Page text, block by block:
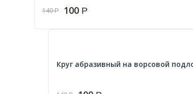
140Р 100 Р
Круг абразивный на ворсовой